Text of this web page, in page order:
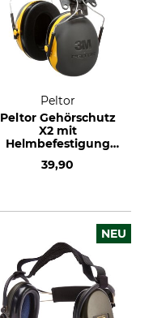
Peltor
Peltor Gehörschutz
X2 mit
Helmbefestigung
39,90
NEU